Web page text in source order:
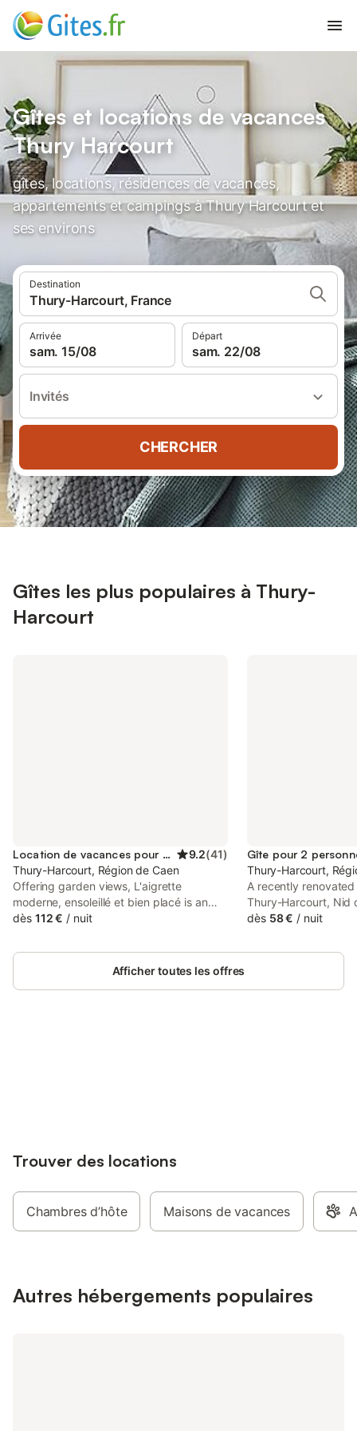
Gîtes et locations de vacances
Thury Harcourt
gîtes, locations, résidences de vacances,
appartements et campings à Thury Harcourt et
ses environs
Destination
Thury-Harcourt, France
Arrivée
sam. 15/08
Départ
sam. 22/08
Invités
CHERCHER
Gîtes les plus populaires à Thury-
Harcourt
Location de vacances pour 3 personnes 9.2(41)
Thury-Harcourt, Région de Caen
Offering garden views, L'aigrette
moderne, ensoleillé et bien placé is an
accommodation set in Thury-Harcourt,
Mondevillage Shopping Centre.
dès 112 € / nuit
Gîte pour 2
Thury-Harcourt,
A recently
Thury-Harcourt, Nid
Normande features
provides guests with
dès 58 € / nuit
Afficher toutes les offres
Trouver des locations
Chambres d’hôte Maisons de vacances
Autres hébergements populaires